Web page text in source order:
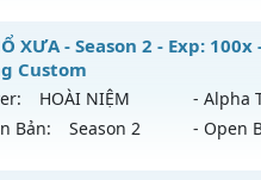
loại: Mu Nguyên bản
UGK ANTIHACK
SS6 - HOÀI NIỆM-SĂN
mới ra tháng 08 2026 -
99x - Drop: 20%
XƯA - Season 2 - Exp:
Custom
HOÀI NIỆM - Alpha
Bản:
Season 2 - Open